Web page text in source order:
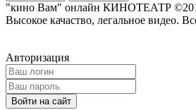
"кино Вам" онлайн КИНОТЕАТР ©2017
Высокое качаство, легальное видео.
Авторизация
Войти на сайт